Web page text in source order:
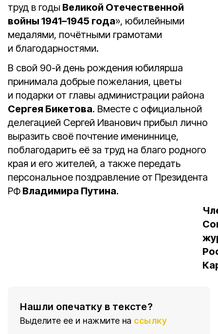
труд в годы Великой Отечественной
войны 1941–1945 года», юбилейными
медалями, почётными грамотами
и благодарностями.
В свой 90-й день рождения юбилярша
принимала добрые пожелания, цветы
и подарки от главы администрации района
Сергея Бикетова. Вместе с официальной
делегацией Сергей Иванович прибыл лично
выразить своё почтение имениннице,
поблагодарить её за труд на благо родного
края и его жителей, а также передать
персональное поздравление от Президента
РФ Владимира Путина.
Нашли опечатку в тексте?
Выделите ее и нажмите на ссылку